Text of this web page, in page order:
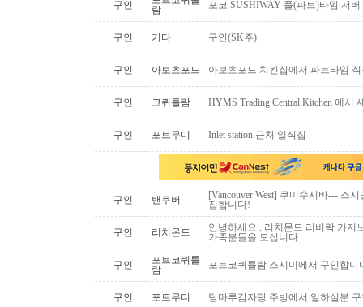
구인
람
포코 SUSHIWAY 풀(파트)타임 서버
구인 기타 구인(SK주)
구인 아보츠포드 아보츠포드 치킨집에서 파트타임
구인 코퀴틀람 HYMS Trading Central Kitchen 에
구인 포트무디 Inlet station 근처 일식집
구인 밴쿠버
[Vancouver West] 쿠미수시바--- 스
집합니다!
구인 리치몬드
안녕하세요.. 리치몬드 리버락 카지
가족분들을 모십니다...
구인
포트코퀴틀
람
포트코퀴틀람 스시미에서 구인합니
구인 포트무디 탕마루감자탕 주방에서 일하실분